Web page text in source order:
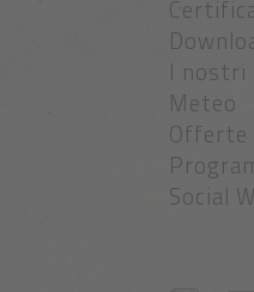
I nostri
Meteo
Offerte
Social